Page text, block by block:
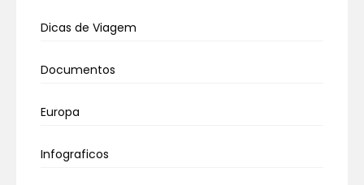
Dicas de Viagem
Documentos
Europa
Infograficos